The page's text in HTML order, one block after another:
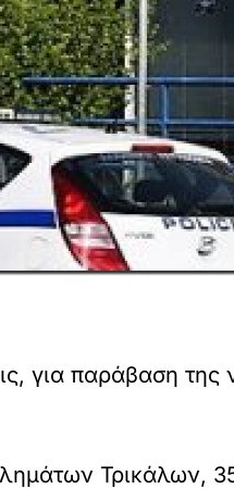
για παράβαση της
Τρικάλων,